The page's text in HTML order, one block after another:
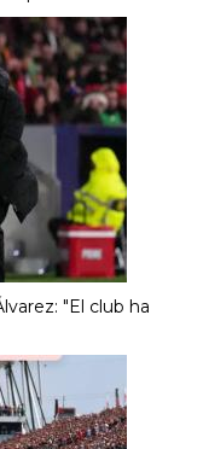
"El club ha